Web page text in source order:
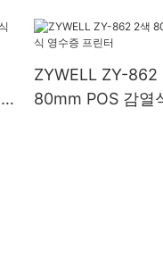
|
ZYWELL ZY-862
80mm POS 감열